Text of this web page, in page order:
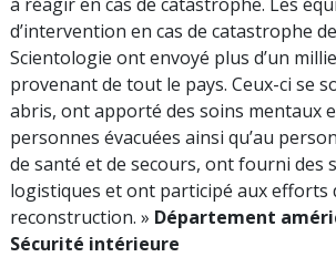
d’intervention en cas de catastrophe
Scientologie ont envoyé plus d’un
provenant de tout le pays. Ceux-ci se
abris, ont apporté des soins mentaux
personnes évacuées ainsi qu’au
de santé et de secours, ont fourni des
logistiques et ont participé aux efforts
reconstruction. » Département
Sécurité intérieure